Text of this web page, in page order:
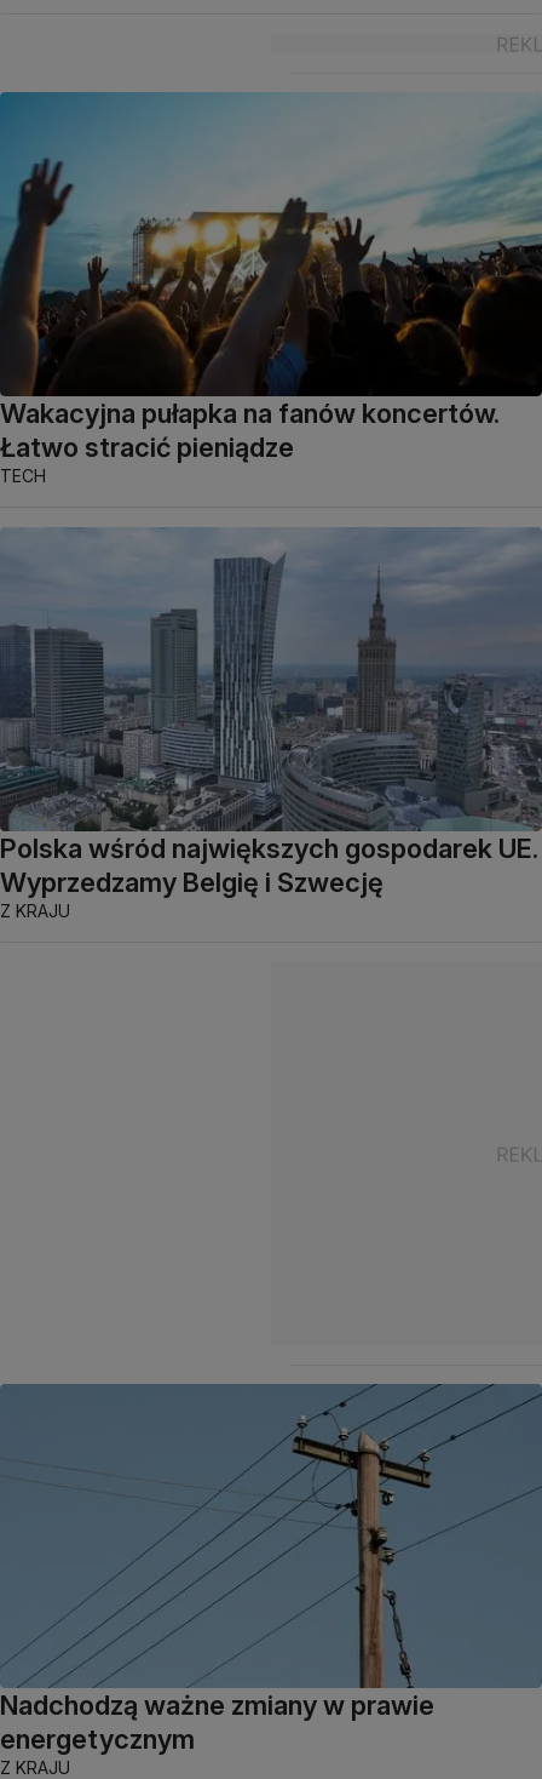
Wakacyjna pułapka na fanów koncertów.
Łatwo stracić pieniądze
TECH
Polska wśród największych gospodarek UE.
Wyprzedzamy Belgię i Szwecję
Z KRAJU
Nadchodzą ważne zmiany w prawie
energetycznym
Z KRAJU